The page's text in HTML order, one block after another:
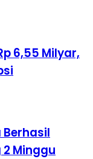
6,55 Milyar,
Berhasil
Minggu